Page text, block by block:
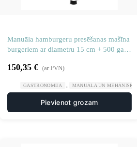
Manuāla hamburgeru presēšanas mašīna
burgeriem ar diametru 15 cm + 500 gab.
150,35 € (ar PVN)
GASTRONOMIJA MANUĀLA UN MEHĀNISKA
Pievienot grozam